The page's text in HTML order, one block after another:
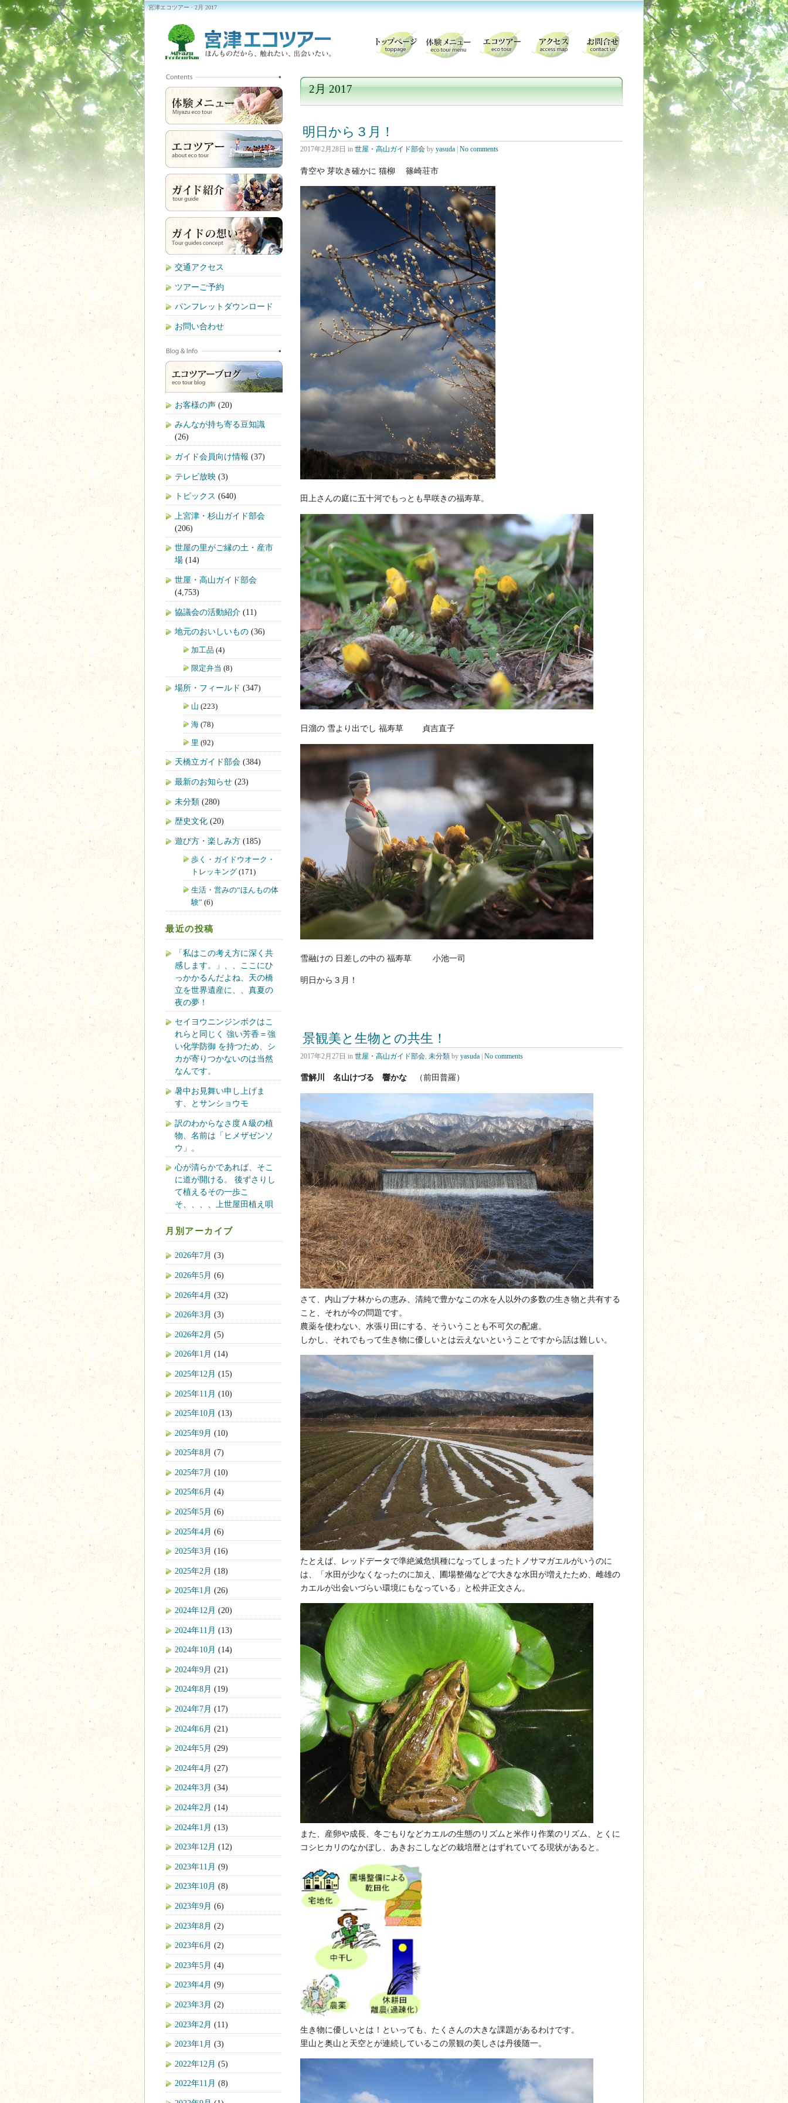
宮津エコツアー · 2月 2017
2月 2017
明日から３月！
2017年2月28日 in 世屋・高山ガイド部会 by yasuda No comments
青空や 芽吹き確かに 猫柳 篠崎荘市
田上さんの庭に五十河でもっとも早咲きの福寿草。
日溜の 雪より出でし 福寿草 貞吉直子
雪融けの 日差しの中の 福寿草 小池一司
明日から３月！
景観美と生物との共生！
2017年2月27日 in 世屋・高山ガイド部会 未分類 by yasuda No comments
雪解川 名山けづる 響かな （前田普羅）
さて、内山ブナ林からの恵み、清純で豊かなこの水を人以外の多数の生き物と共有する
こと、それが今の問題です。
農薬を使わない、水張り田にする、そういうことも不可欠の配慮。
しかし、それでもって生き物に優しいとは云えないということですから話は難しい。
たとえば、レッドデータで準絶滅危惧種になってしまったトノサマガエルがいうのに
は、「水田が少なくなったのに加え、圃場整備などで大きな水田が増えたため、雌雄の
カエルが出会いづらい環境にもなっている」と松井正文さん。
また、産卵や成長、冬ごもりなどカエルの生態のリズムと米作り作業のリズム、とくに
コシヒカリのなかぼし、あきおこしなどの栽培暦とはずれていてる現状があると。
生き物に優しいとは！といっても、たくさんの大きな課題があるわけです。
里山と奥山と天空とが連続しているこの景観の美しさは丹後随一。
交通アクセス
ツアーご予約
パンフレットダウンロード
お問い合わせ
お客様の声 (20)
みんなが持ち寄る豆知識
(26)
ガイド会員向け情報 (37)
テレビ放映 (3)
トピックス (640)
上宮津・杉山ガイド部会
(206)
世屋の里がご縁の土・産市
場 (14)
世屋・高山ガイド部会
(4,753)
協議会の活動紹介 (11)
地元のおいしいもの (36)
加工品 (4)
限定弁当 (8)
場所・フィールド (347)
山 (223)
海 (78)
里 (92)
天橋立ガイド部会 (384)
最新のお知らせ (23)
未分類 (280)
歴史文化 (20)
遊び方・楽しみ方 (185)
歩く・ガイドウオーク・
トレッキング (171)
生活・営みの“ほんもの体
験” (6)
最近の投稿
「私はこの考え方に深く共
感します。」、、ここにひ
っかかるんだよね、天の橋
立を世界遺産に、、真夏の
夜の夢！
セイヨウニンジンボクはこ
れらと同じく 強い芳香＝強
い化学防御 を持つため、シ
カが寄りつかないのは当然
なんです。
暑中お見舞い申し上げま
す、とサンショウモ
訳のわからなさ度Ａ級の植
物、名前は「ヒメザゼンソ
ウ」。
心が清らかであれば、そこ
に道が開ける。 後ずさりし
て植えるその一歩こ
そ、、、、上世屋田植え唄
月別アーカイブ
2026年7月 (3)
2026年5月 (6)
2026年4月 (32)
2026年3月 (3)
2026年2月 (5)
2026年1月 (14)
2025年12月 (15)
2025年11月 (10)
2025年10月 (13)
2025年9月 (10)
2025年8月 (7)
2025年7月 (10)
2025年6月 (4)
2025年5月 (6)
2025年4月 (6)
2025年3月 (16)
2025年2月 (18)
2025年1月 (26)
2024年12月 (20)
2024年11月 (13)
2024年10月 (14)
2024年9月 (21)
2024年8月 (19)
2024年7月 (17)
2024年6月 (21)
2024年5月 (29)
2024年4月 (27)
2024年3月 (34)
2024年2月 (14)
2024年1月 (13)
2023年12月 (12)
2023年11月 (9)
2023年10月 (8)
2023年9月 (6)
2023年8月 (2)
2023年6月 (2)
2023年5月 (4)
2023年4月 (9)
2023年3月 (2)
2023年2月 (11)
2023年1月 (3)
2022年12月 (5)
2022年11月 (8)